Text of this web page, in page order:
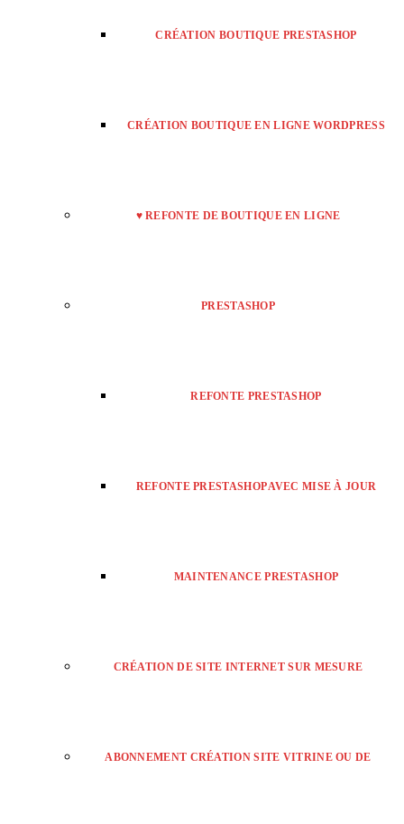
CRÉATION BOUTIQUE PRESTASHOP
CRÉATION BOUTIQUE EN LIGNE WORDPRESS
♥ REFONTE DE BOUTIQUE EN LIGNE
PRESTASHOP
REFONTE PRESTASHOP
REFONTE PRESTASHOP AVEC MISE À JOUR
MAINTENANCE PRESTASHOP
CRÉATION DE SITE INTERNET SUR MESURE
ABONNEMENT CRÉATION SITE VITRINE OU DE